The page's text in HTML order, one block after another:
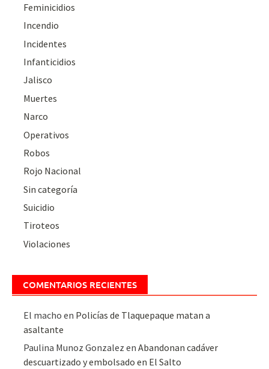
Feminicidios
Incendio
Incidentes
Infanticidios
Jalisco
Muertes
Narco
Operativos
Robos
Rojo Nacional
Sin categoría
Suicidio
Tiroteos
Violaciones
COMENTARIOS RECIENTES
El macho en Policías de Tlaquepaque matan a
asaltante
Paulina Munoz Gonzalez enAbandonan cadáver
descuartizado y embolsado en El Salto